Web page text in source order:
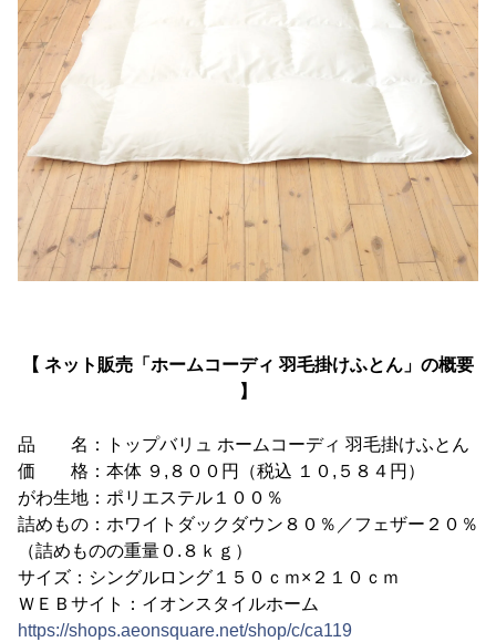
【 ネット販売「ホームコーディ 羽毛掛けふとん」の概要
】
品 名：トップバリュ ホームコーディ 羽毛掛けふとん
価 格：本体 ９,８００円（税込 １０,５８４円）
がわ生地：ポリエステル１００％
詰めもの：ホワイトダックダウン８０％／フェザー２０％
（詰めものの重量０.８ｋｇ）
サイズ：シングルロング１５０ｃｍ×２１０ｃｍ
ＷＥＢサイト：イオンスタイルホーム
https://shops.aeonsquare.net/shop/c/ca119